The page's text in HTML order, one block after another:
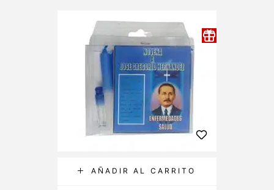
AÑADIR AL CARRITO